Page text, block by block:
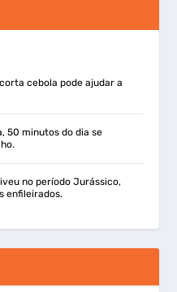
cebola pode ajudar a
50 minutos do dia se
no período Jurássico,
enfileirados.